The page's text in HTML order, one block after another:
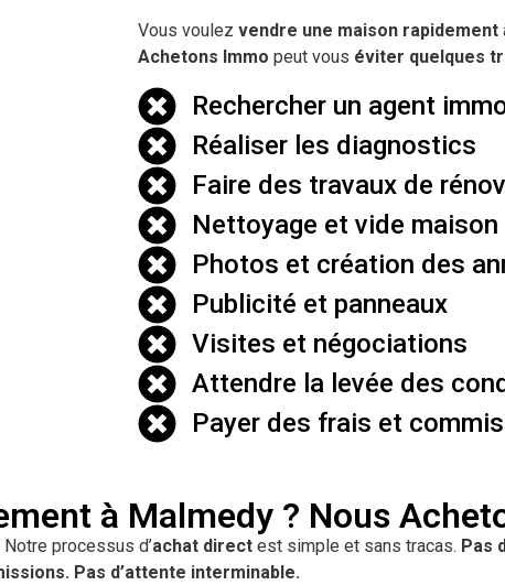
Vous voulez vendre une maison rapidement
Achetons Immo peut vous éviter quelques
Rechercher un agent
Réaliser les diagnostics
Faire des travaux de
Nettoyage et vide maison
Photos et création des
Publicité et panneaux
Visites et négociations
Attendre la levée des
Payer des frais et
à Malmedy ? Nous
Notre processus d’achat direct est simple et sans tracas. Pas
Pas d’attente interminable.